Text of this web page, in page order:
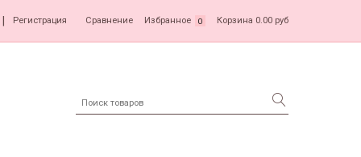
Регистрация Сравнение Избранное 0 Корзина 0.00 руб